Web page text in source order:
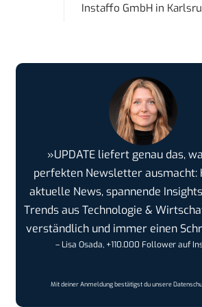
Instaffo GmbH in
»UPDATE liefert genau das,
perfekten Newsletter ausmacht:
aktuelle News, spannende
Trends aus Technologie &
verständlich und immer einen
– Lisa Osada, +110.000 Follower auf
Mit deiner Anmeldung bestätigst du unsere